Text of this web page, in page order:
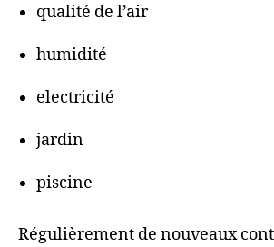
qualité de l’air
humidité
electricité
jardin
piscine
Régulièrement de nouveaux